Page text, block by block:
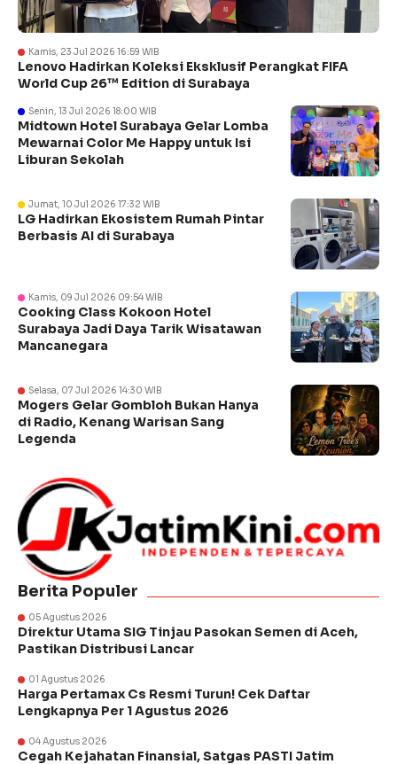
Kamis, 23 Jul 2026 16:59 WIB
Lenovo Hadirkan Koleksi Eksklusif Perangkat FIFA
World Cup 26™ Edition di Surabaya
Senin, 13 Jul 2026 18:00 WIB
Midtown Hotel Surabaya Gelar Lomba
Mewarnai Color Me Happy untuk Isi
Liburan Sekolah
Jumat, 10 Jul 2026 17:32 WIB
LG Hadirkan Ekosistem Rumah Pintar
Berbasis AI di Surabaya
Kamis, 09 Jul 2026 09:54 WIB
Cooking Class Kokoon Hotel
Surabaya Jadi Daya Tarik Wisatawan
Mancanegara
Selasa, 07 Jul 2026 14:30 WIB
Mogers Gelar Gombloh Bukan Hanya
di Radio, Kenang Warisan Sang
Legenda
Berita Populer
05 Agustus 2026
Direktur Utama SIG Tinjau Pasokan Semen di Aceh,
Pastikan Distribusi Lancar
01 Agustus 2026
Harga Pertamax Cs Resmi Turun! Cek Daftar
Lengkapnya Per 1 Agustus 2026
04 Agustus 2026
Cegah Kejahatan Finansial, Satgas PASTI Jatim